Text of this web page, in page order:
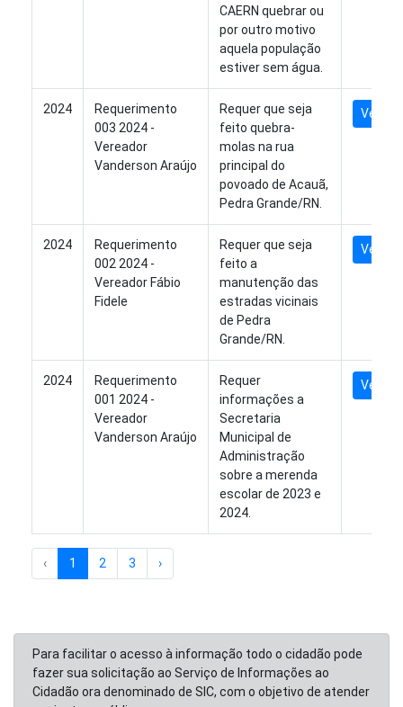
CAERN quebrar ou
por outro motivo
aquela população
estiver sem água.
2024
Requerimento
003 2024 -
Vereador
Vanderson Araújo
Requer que seja
feito quebra-
molas na rua
principal do
povoado de Acauã,
Pedra Grande/RN.
Ver
2024
Requerimento
002 2024 -
Vereador Fábio
Fidele
Requer que seja
feito a
manutenção das
estradas vicinais
de Pedra
Grande/RN.
Ver
2024
Requerimento
001 2024 -
Vereador
Vanderson Araújo
Requer
informações a
Secretaria
Municipal de
Administração
sobre a merenda
escolar de 2023 e
2024.
Ver
‹ 1 2 3 ›
Para facilitar o acesso à informação todo o cidadão pode
fazer sua solicitação ao Serviço de Informações ao
Cidadão ora denominado de SIC, com o objetivo de atender